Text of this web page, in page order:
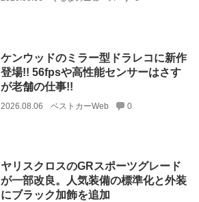
ケンウッドのミラー型ドラレコに新作
登場!! 56fpsや高性能センサーはさす
が老舗の仕事!!
2026.08.06 ベストカーWeb 0
ヤリスクロスのGRスポーツグレード
が一部改良。人気装備の標準化と外装
にブラック加飾を追加